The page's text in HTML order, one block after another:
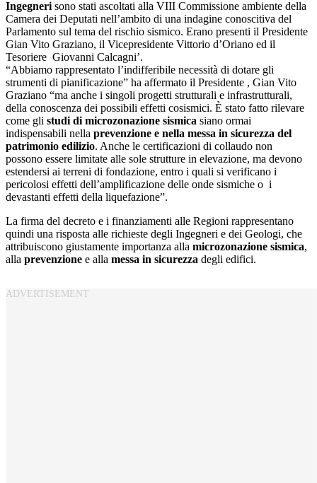
Ingegneri sono stati ascoltati alla VIII Commissione ambiente della
Camera dei Deputati nell’ambito di una indagine conoscitiva del
Parlamento sul tema del rischio sismico. Erano presenti il Presidente
Gian Vito Graziano, il Vicepresidente Vittorio d’Oriano ed il
Tesoriere Giovanni Calcagni’.
“Abbiamo rappresentato l’indifferibile necessità di dotare gli
strumenti di pianificazione” ha affermato il Presidente , Gian Vito
Graziano “ma anche i singoli progetti strutturali e infrastrutturali,
della conoscenza dei possibili effetti cosismici. È stato fatto rilevare
come gli studi di microzonazione sismica siano ormai
indispensabili nella prevenzione e nella messa in sicurezza del
patrimonio edilizio. Anche le certificazioni di collaudo non
possono essere limitate alle sole strutture in elevazione, ma devono
estendersi ai terreni di fondazione, entro i quali si verificano i
pericolosi effetti dell’amplificazione delle onde sismiche o i
devastanti effetti della liquefazione”.
La firma del decreto e i finanziamenti alle Regioni rappresentano
quindi una risposta alle richieste degli Ingegneri e dei Geologi, che
attribuiscono giustamente importanza alla microzonazione sismica,
alla prevenzione e alla messa in sicurezza degli edifici.